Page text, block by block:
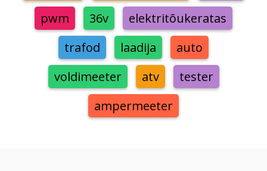
pwm
36v
elektritõukeratas
trafod
laadija
auto
voldimeeter
atv
tester
ampermeeter